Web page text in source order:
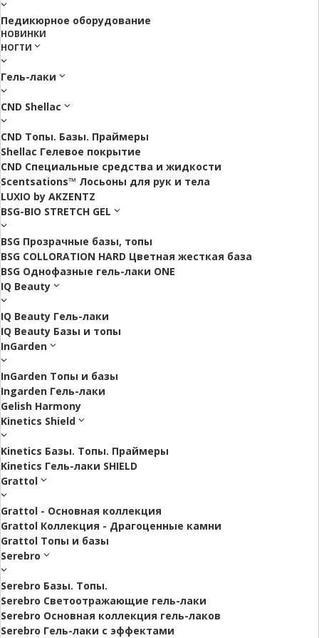
Педикюрное оборудование
НОВИНКИ
НОГТИ
Гель-лаки
CND Shellac
CND Топы. Базы. Праймеры
Shellac Гелевое покрытие
CND Специальные средства и жидкости
Scentsations™ Лосьоны для рук и тела
LUXIO by AKZENTZ
BSG-BIO STRETCH GEL
BSG Прозрачные базы, топы
BSG COLLORATION HARD Цветная жесткая база
BSG Однофазные гель-лаки ONE
IQ Beauty
IQ Beauty Гель-лаки
IQ Beauty Базы и топы
InGarden
InGarden Топы и базы
Ingarden Гель-лаки
Gelish Harmony
Kinetics Shield
Kinetics Базы. Топы. Праймеры
Kinetics Гель-лаки SHIELD
Grattol
Grattol - Oснoвнaя коллекция
Grattol Коллекция - Драгоценные камни
Grattol Топы и базы
Serebro
Serebro Базы. Топы.
Serebro Светоотражающие гель-лаки
Serebro Основная коллекция гель-лаков
Serebro Гель-лаки с эффектами